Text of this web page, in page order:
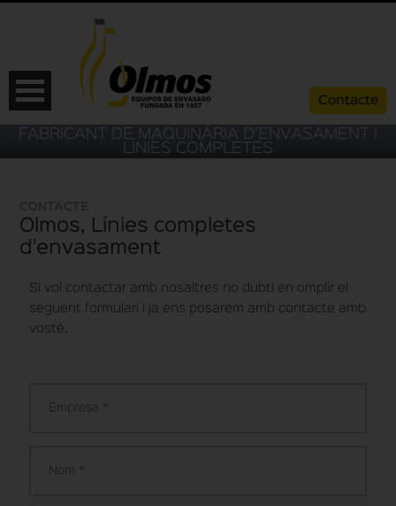
Contacte
FABRICANT DE MAQUINÀRIA D’ENVASAMENT I
LÍNIES COMPLETES
CONTACTE
Olmos, Línies completes
d'envasament
Si vol contactar amb nosaltres no dubti en omplir el
seguent formulari i ja ens posarem amb contacte amb
vostè.